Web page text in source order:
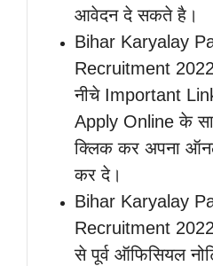
आवेदन दे सकते है।
Bihar Karyalay
Recruitment
नीचे Important
Apply Online के
क्लिक कर अपना
कर दे।
Bihar Karyalay
Recruitment 2022
से पूर्व ऑफिसियल